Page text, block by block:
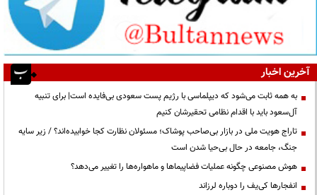
آخرین اخبار
به همه ثابت می‌شود که دیپلماسی با رژیم پست سعودی بی‌فایده است| برای تنبیه
آل‌سعود باید با اقدام نظامی تحقیرشان کنیم
تاراج هویت ملی در بازار بی‌صاحب پوشاک؛ مسئولان نظارت کجا خوابیده‌اند؟ / زیر سایه
جنگ، جامعه در حال بی‌حیا شدن است
هوش مصنوعی چگونه عملیات فضاپیماها و ماهواره‌ها را تغییر می‌دهد؟
انفجارها کی‌یف را دوباره لرزاند